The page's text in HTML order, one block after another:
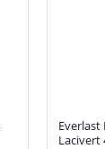
Everlast
Lacivert